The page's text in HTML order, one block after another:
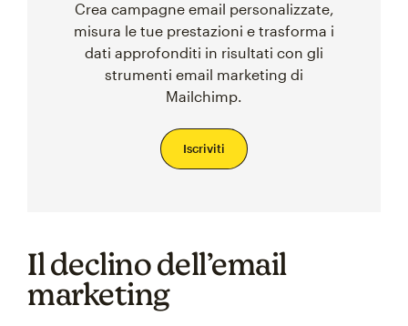
Crea campagne email personalizzate,
misura le tue prestazioni e trasforma i
dati approfonditi in risultati con gli
strumenti email marketing di
Mailchimp.
Iscriviti
Il declino dell’email
marketing